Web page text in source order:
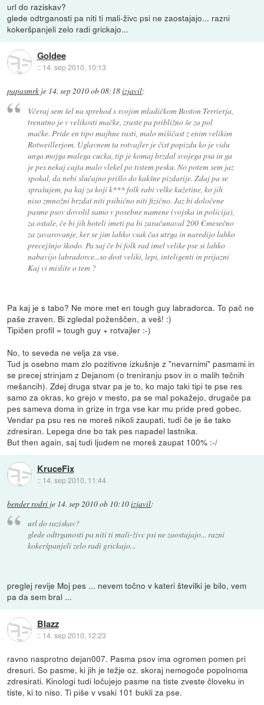
url do raziskav?
glede odtrganosti pa niti ti mali-živc psi ne zaostajajo... razni
kokeršpanjeli zelo radi grickajo...
Goldee
:: 14. sep 2010, 10:13
papasmrk je 14. sep 2010 ob 08:18izjavil:
Včeraj sem šel na sprehod s svojim mladičkom Boston Terrierja,
trenutno je v velikosti mačke, zraste pa približno še za pol
mačke. Pride en tipo majhne rasti, malo mišičast z enim velikim
Rotweillerjom. Uglavnem ta rotvajler je čist popizdu ko je vidu
unga mojga malega cucka, tip je komaj brzdal svojega psa in ga
je pes nekaj cajta malo vlekel po tistem pesku. No potem sem jaz
spokal, da nebi slučajno prišlo do kakšne pizdarije. Zdaj pa se
sprašujem, pa kaj za koji k*** folk rabi velke kužetine, ko jih
niso zmnožni brzdat niti psihično niti fizično. Jaz bi določene
pasme psov dovolil samo v posebne namene (vojska in policija),
za ostale, če bi jih hoteli imeti pa bi zaračunaval 200 € mesečno
za zavarovanje, ker se jim lahko vsak čas utrga in naredijo lahko
precejšnjo škodo. Pa saj če bi folk rad imel velike pse si lahko
nabavijo labradorce...so dost veliki, lepi, inteligenti in prijazni
Kaj vi mislite o tem ?
Pa kaj je s tabo? Ne more met en tough guy labradorca. To pač ne
paše zraven. Bi zgledal poženščen, a veš! :)
Tipičen profil = tough guy + rotvajler :-)
No, to seveda ne velja za vse.
Tud js osebno mam zlo pozitivne izkušnje z "nevarnimi" pasmami in
se precej strinjam z Dejanom (o treniranju psov in o malih tečnih
mešancih). Zdej druga stvar pa je to, ko majo taki tipi te pse res
samo za okras, ko grejo v mesto, pa se mal pokažejo, drugače pa
pes sameva doma in grize in trga vse kar mu pride pred gobec.
Vendar pa psu res ne moreš nikoli zaupati, tudi če je še tako
zdresiran. Lepega dne bo tak pes napadel lastnika.
But then again, saj tudi ljudem ne moreš zaupat 100% :-/
KruceFix
:: 14. sep 2010, 11:44
bender rodri je 14. sep 2010 ob 10:10izjavil:
url do raziskav?
glede odtrganosti pa niti ti mali-živc psi ne zaostajajo... razni
kokeršpanjeli zelo radi grickajo...
preglej revije Moj pes ... nevem točno v kateri številki je bilo, vem
pa da sem bral ...
Blazz
:: 14. sep 2010, 12:23
ravno nasprotno dejan007. Pasma psov ima ogromen pomen pri
dresuri. So pasme, ki jih je težje oz. skoraj nemogoče popolnoma
zdresirati. Kinologi tudi ločujejo pasme na tiste zveste človeku in
tiste, ki to niso. Ti piše v vsaki 101 bukli za pse.